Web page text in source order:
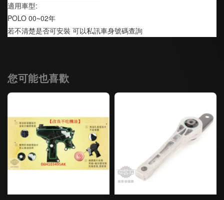
適用車型:
POLO 00~02年
若不清楚是否可安裝 可以私訊車身號碼查詢
您可能也喜歡